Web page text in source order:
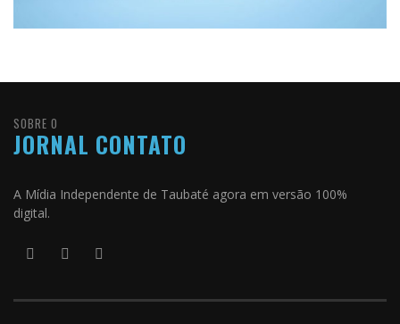
SOBRE O
JORNAL CONTATO
A Mídia Independente de Taubaté agora em versão 100%
digital.